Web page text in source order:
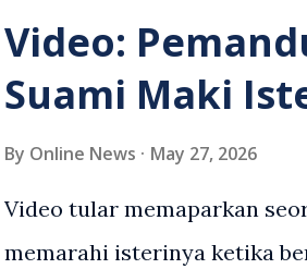
Video:
Suami Maki
By Online News May 27, 2026
Video tular memaparkan
memarahi isterinya ketika